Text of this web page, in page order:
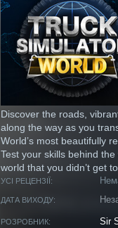
Discover the roads,
along the way as you
World’s most beautifully
Test your skills behind
world that you didn’t get
УСІ РЕЦЕНЗІЇ:
ДАТА ВИХОДУ:
РОЗРОБНИК: Sir